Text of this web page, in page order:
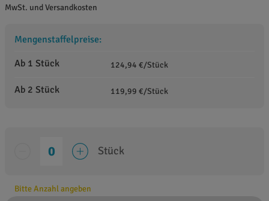
MwSt. und Versandkosten
Mengenstaffelpreise:
Ab 1 Stück
124,94 €/Stück
Ab 2 Stück 119,99 €/Stück
Stück
Bitte Anzahl angeben